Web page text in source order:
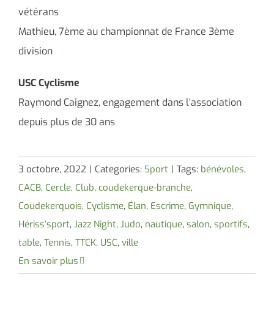
vétérans
Mathieu, 7ème au championnat de France 3ème
division
USC Cyclisme
Raymond Caignez, engagement dans l’association
depuis plus de 30 ans
3 octobre, 2022 | Categories: Sport | Tags: bénévoles,
CACB, Cercle, Club, coudekerque-branche,
Coudekerquois, Cyclisme, Élan, Escrime, Gymnique,
Hériss’sport, Jazz Night, Judo, nautique, salon, sportifs,
table, Tennis, TTCK, USC, ville
En savoir plus